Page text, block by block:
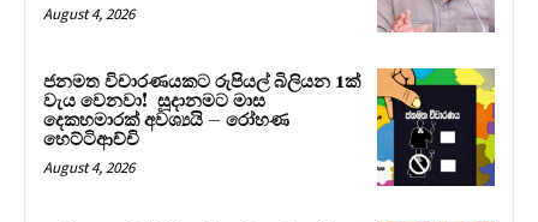
August 4, 2026
ජනමත විචාරණයකට රුපියල් බිලියන 1ක්
වැය වෙනවා! සූදානමට මාස
දෙකහමාරක් අවශ්‍යයි – රෝහණ
හෙට්ටිආච්චි
August 4, 2026